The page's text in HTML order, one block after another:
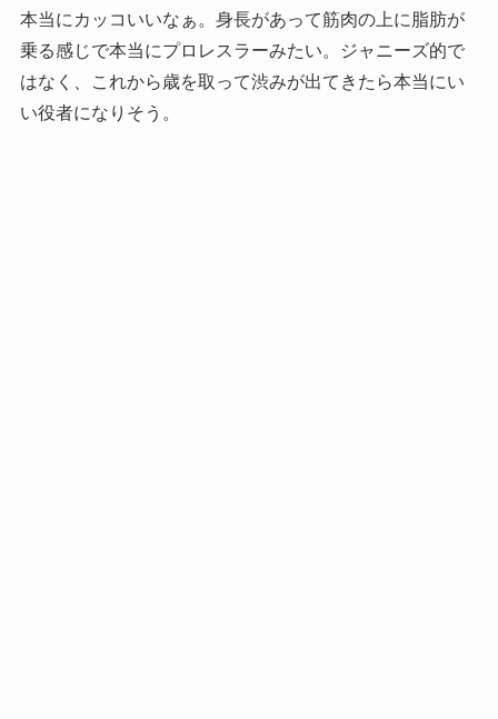
本当にカッコいいなぁ。身長があって筋肉の上に脂肪が
乗る感じで本当にプロレスラーみたい。ジャニーズ的で
はなく、これから歳を取って渋みが出てきたら本当にい
い役者になりそう。